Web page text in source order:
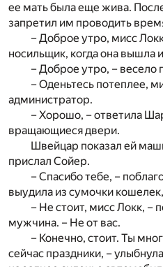
ее мать была еще жива.
запретил им проводить
– Доброе утро, мисс
носильщик, когда она вышла
– Доброе утро, – весело
– Оденьтесь потеплее,
администратор.
– Хорошо, – ответила
вращающиеся двери.
Швейцар показал ей
прислал Сойер.
– Спасибо тебе, –
выудила из сумочки
– Не стоит, мисс Локк, –
мужчина. – Не от вас.
– Конечно, стоит. Ты
сейчас праздники, –